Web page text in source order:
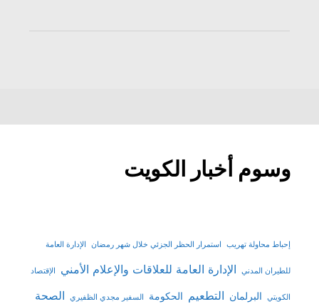
وسوم أخبار الكويت
إحباط محاولة تهريب استمرار الحظر الجزئي خلال شهر رمضان الإدارة العامة
للطيران المدني الإدارة العامة للعلاقات والإعلام الأمني الإقتصاد
الكويتي البرلمان التطعيم الحكومة السفير مجدي الظفيري الصحة